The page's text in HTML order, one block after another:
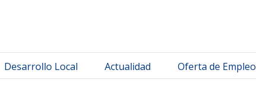
Desarrollo Local Actualidad Oferta de Empleo